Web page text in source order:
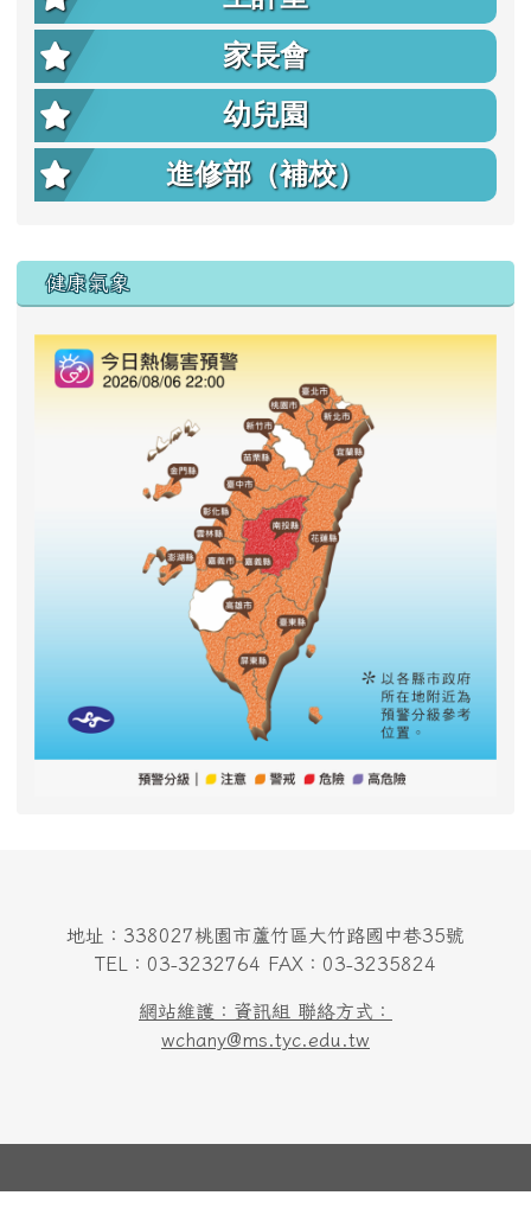
家長會
幼兒園
進修部（補校）
右邊區域內容
健康氣象
地址：338027桃園市蘆竹區大竹路國中巷35號
TEL：03-3232764 FAX：03-3235824
網站維護：資訊組 聯絡方式：
wchany@ms.tyc.edu.tw